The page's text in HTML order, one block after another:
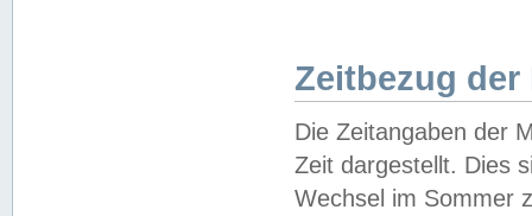
Zeitbezug der
Die Zeitangaben der
Zeit dargestellt. Dies
Wechsel im Sommer